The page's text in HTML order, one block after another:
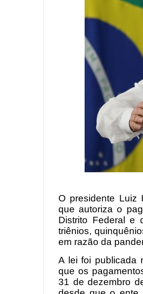
O presidente Luiz
que autoriza o
Distrito Federal e
triênios,
em razão da
A lei foi publicada
que os
31 de dezembro